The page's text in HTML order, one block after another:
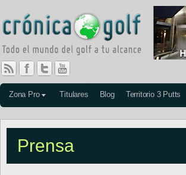
Zona Pro Titulares Blog Territorio 3 Putts
Prensa